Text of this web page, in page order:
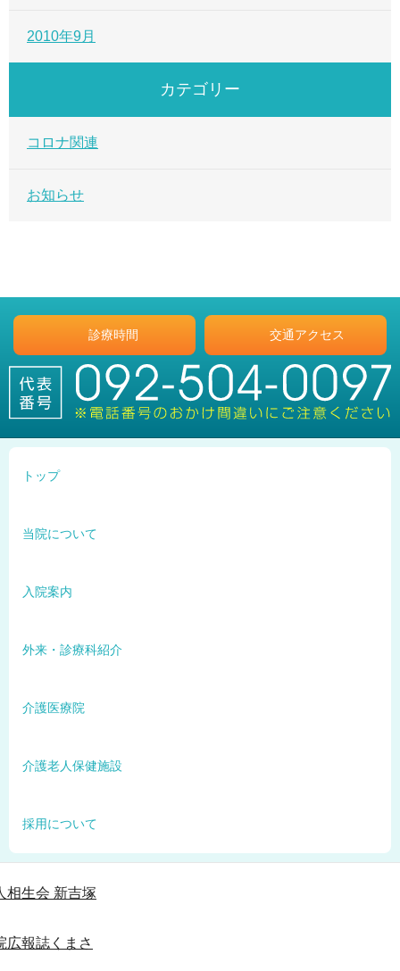
2010年9月
カテゴリー
コロナ関連
お知らせ
診療時間 交通アクセス
トップ
当院について
入院案内
外来・診療科紹介
介護医療院
介護老人保健施設
採用について